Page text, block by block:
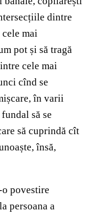
dintre
mai
pot și să tragă
cele mai
cînd se
în varii
să se
să cuprindă cît
însă,
povestire
persoana a